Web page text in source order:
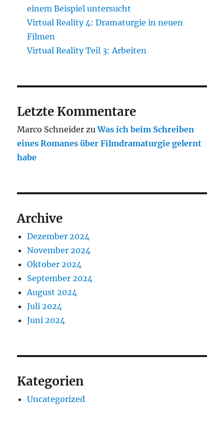
einem Beispiel untersucht
Virtual Reality 4: Dramaturgie in neuen
Filmen
Virtual Reality Teil 3: Arbeiten
Letzte Kommentare
Marco Schneider zuWas ich beim Schreiben
eines Romanes über Filmdramaturgie gelernt
habe
Archive
Dezember 2024
November 2024
Oktober 2024
September 2024
August 2024
Juli 2024
Juni 2024
Kategorien
Uncategorized